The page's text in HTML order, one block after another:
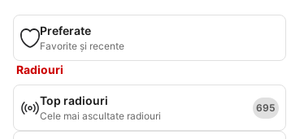
Preferate
Favorite și recente
Radiouri
Top radiouri
Cele mai ascultate radiouri
695